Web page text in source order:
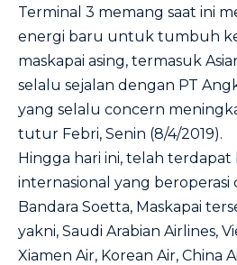
Terminal 3 memang saat ini
energi baru untuk tumbuh
maskapai asing, termasuk
selalu sejalan dengan PT
yang selalu concern
tutur Febri, Senin (8/4/2019).
Hingga hari ini, telah terdapat
internasional yang beroperasi
Bandara Soetta, Maskapai
yakni, Saudi Arabian Airlines,
Xiamen Air, Korean Air, China